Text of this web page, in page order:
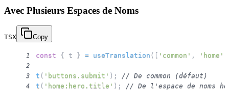
Avec Plusieurs Espaces de Noms
TSX Copy
1 const { t } = useTranslation ( [ 'common' , 'home'
2
3
t ( 'buttons.submit' ) ; // De common (défaut)
4 t ( 'home:hero.title' ) ; // De l'espace de noms